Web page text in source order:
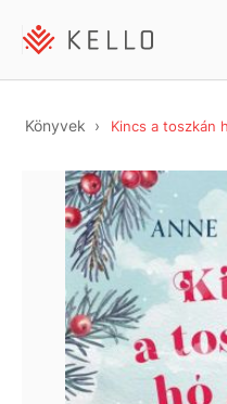
Könyvek Kincs a toszkán